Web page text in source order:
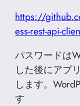
https://
ess-rest-api-
パスワードは
した後にアプ
します。
す